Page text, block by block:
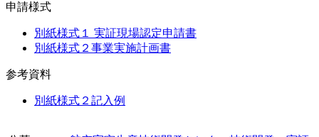
申請様式
別紙様式１ 実証現場認定申請書
別紙様式２事業実施計画書
参考資料
別紙様式２記入例